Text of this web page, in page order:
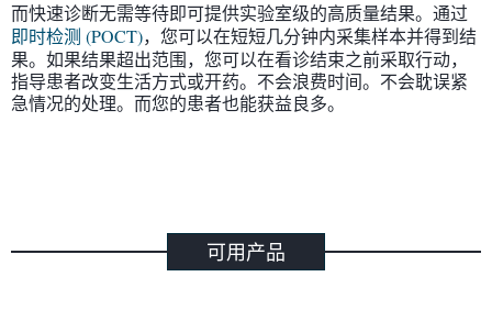
而快速诊断无需等待即可提供实验室级的高质量结果。通过
即时检测 (POCT)，您可以在短短几分钟内采集样本并得到结
果。如果结果超出范围，您可以在看诊结束之前采取行动，
指导患者改变生活方式或开药。不会浪费时间。不会耽误紧
急情况的处理。而您的患者也能获益良多。
可用产品